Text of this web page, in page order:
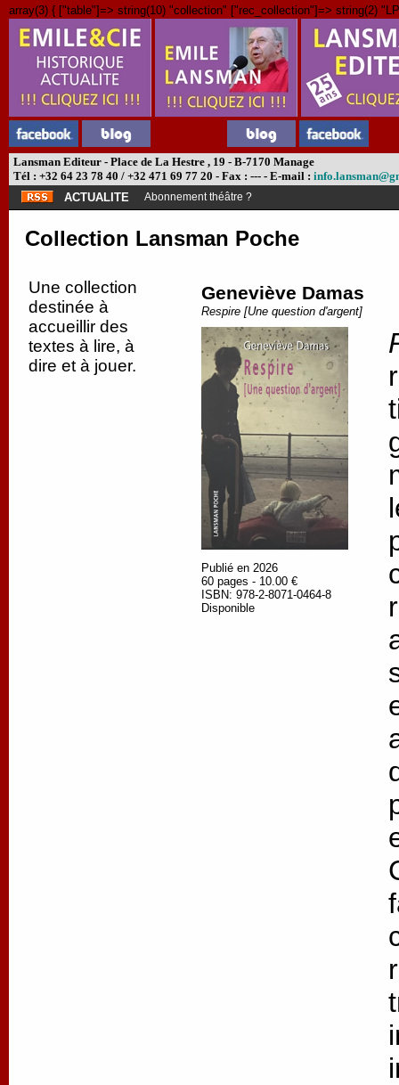
array(3) { ["table"]=> string(10) "collection" ["rec_collection"]=> string(2)
Lansman Editeur - Place de La Hestre , 19 - B-7170 Manage
Tél : +32 64 23 78 40 / +32 471 69 77 20 - Fax : --- - E-mail :
ACTUALITE
Abonnement théâtre ?
Collection Lansman Poche
Une collection
destinée à
accueillir des
textes à lire, à
dire et à jouer.
Geneviève Damas
Respire [Une question d'argent]
Publié en 2026
60 pages - 10.00 €
ISBN: 978-2-8071-0464-8
Disponible